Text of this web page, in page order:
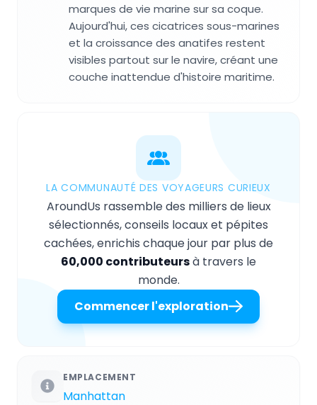
marques de vie marine sur sa coque.
Aujourd'hui, ces cicatrices sous-marines
et la croissance des anatifes restent
visibles partout sur le navire, créant une
couche inattendue d'histoire maritime.
LA COMMUNAUTÉ DES VOYAGEURS CURIEUX
AroundUs rassemble des milliers de lieux
sélectionnés, conseils locaux et pépites
cachées, enrichis chaque jour par plus de
60,000 contributeursà travers le
monde.
Commencer l'exploration
EMPLACEMENT
Manhattan